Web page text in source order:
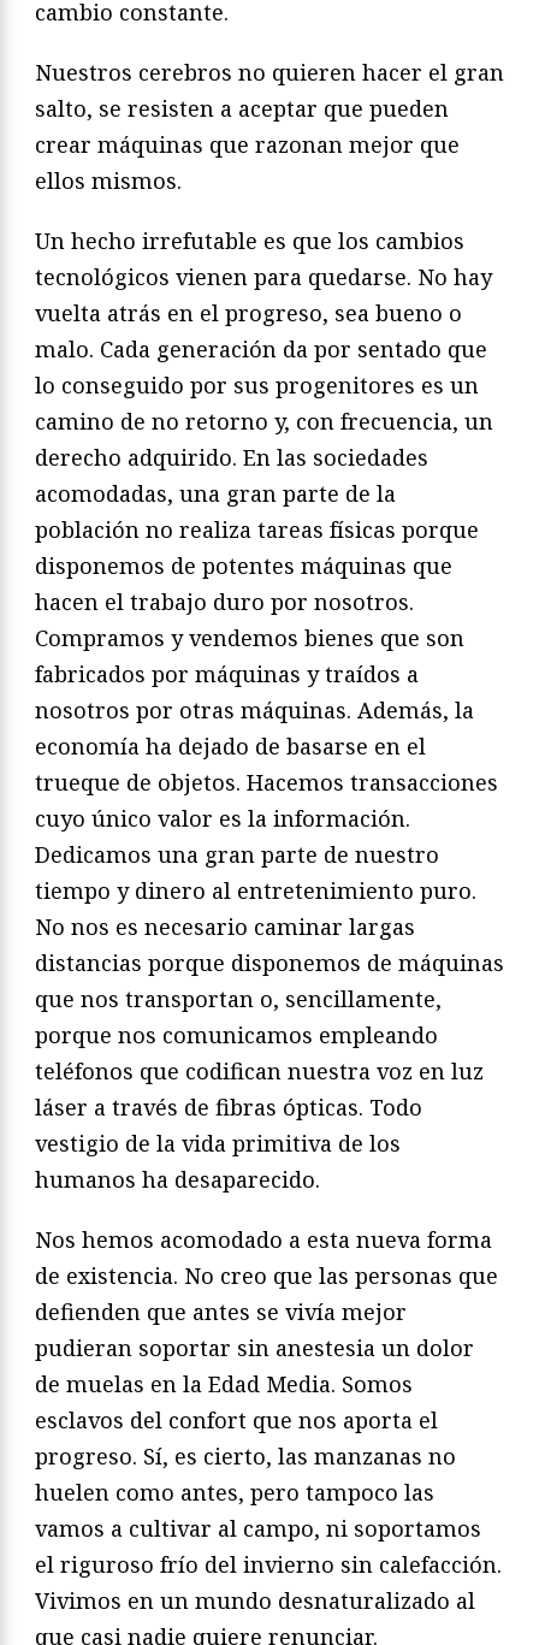
cambio constante.
Nuestros cerebros no quieren hacer el gran
salto, se resisten a aceptar que pueden
crear máquinas que razonan mejor que
ellos mismos.
Un hecho irrefutable es que los cambios
tecnológicos vienen para quedarse. No hay
vuelta atrás en el progreso, sea bueno o
malo. Cada generación da por sentado que
lo conseguido por sus progenitores es un
camino de no retorno y, con frecuencia, un
derecho adquirido. En las sociedades
acomodadas, una gran parte de la
población no realiza tareas físicas porque
disponemos de potentes máquinas que
hacen el trabajo duro por nosotros.
Compramos y vendemos bienes que son
fabricados por máquinas y traídos a
nosotros por otras máquinas. Además, la
economía ha dejado de basarse en el
trueque de objetos. Hacemos transacciones
cuyo único valor es la información.
Dedicamos una gran parte de nuestro
tiempo y dinero al entretenimiento puro.
No nos es necesario caminar largas
distancias porque disponemos de máquinas
que nos transportan o, sencillamente,
porque nos comunicamos empleando
teléfonos que codifican nuestra voz en luz
láser a través de fibras ópticas. Todo
vestigio de la vida primitiva de los
humanos ha desaparecido.
Nos hemos acomodado a esta nueva forma
de existencia. No creo que las personas que
defienden que antes se vivía mejor
pudieran soportar sin anestesia un dolor
de muelas en la Edad Media. Somos
esclavos del confort que nos aporta el
progreso. Sí, es cierto, las manzanas no
huelen como antes, pero tampoco las
vamos a cultivar al campo, ni soportamos
el riguroso frío del invierno sin calefacción.
Vivimos en un mundo desnaturalizado al
que casi nadie quiere renunciar.